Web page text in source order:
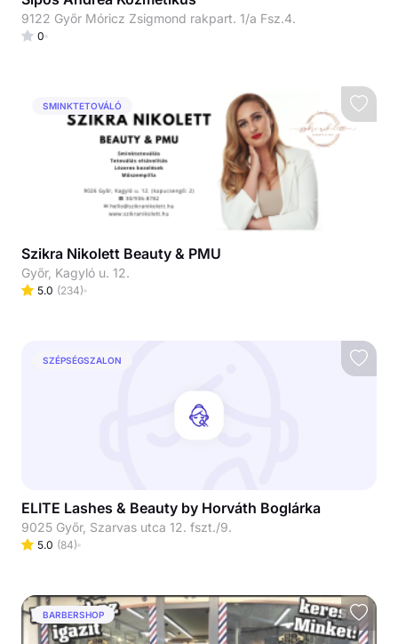
9122 Győr Móricz Zsigmond rakpart. 1/a Fsz.4.
0
SMINKTETOVÁLÓ
Szikra Nikolett Beauty & PMU
Győr, Kagyló u. 12.
5.0 (234)
SZÉPSÉGSZALON
ELITE Lashes & Beauty by Horváth Boglárka
9025 Győr, Szarvas utca 12. fszt./9.
5.0 (84)
BARBERSHOP